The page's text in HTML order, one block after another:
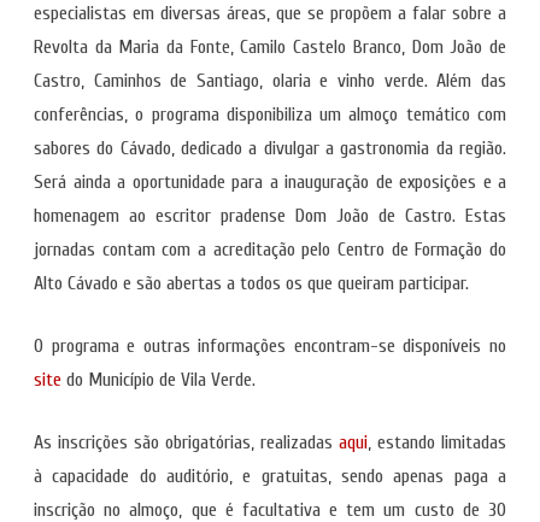
especialistas em diversas áreas, que se propõem a falar sobre a
Revolta da Maria da Fonte, Camilo Castelo Branco, Dom João de
Castro, Caminhos de Santiago, olaria e vinho verde. Além das
conferências, o programa disponibiliza um almoço temático com
sabores do Cávado, dedicado a divulgar a gastronomia da região.
Será ainda a oportunidade para a inauguração de exposições e a
homenagem ao escritor pradense Dom João de Castro. Estas
jornadas contam com a acreditação pelo Centro de Formação do
Alto Cávado e são abertas a todos os que queiram participar.
O programa e outras informações encontram-se disponíveis no
site do Município de Vila Verde.
As inscrições são obrigatórias, realizadas aqui , estando limitadas
à capacidade do auditório, e gratuitas, sendo apenas paga a
inscrição no almoço, que é facultativa e tem um custo de 30